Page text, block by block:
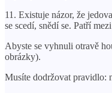
11. Existuje názor, že
se scedí, snědí se. Patří
Abyste se vyhnuli otravě
obrázky).
Musíte dodržovat pravidlo: